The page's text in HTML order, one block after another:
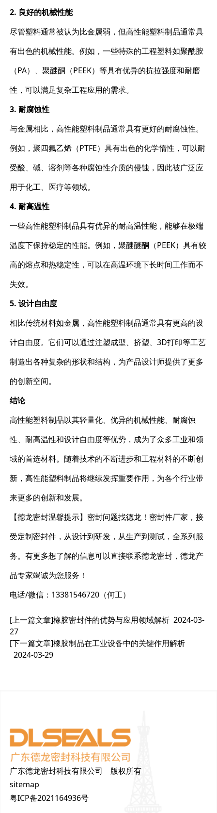
2. 良好的机械性能
尽管塑料通常被认为比金属弱，但高性能塑料制品通常具
有出色的机械性能。例如，一些特殊的工程塑料如聚酰胺
（PA）、聚醚酮（PEEK）等具有优异的抗拉强度和耐磨
性，可以满足复杂工程应用的需求。
3. 耐腐蚀性
与金属相比，高性能塑料制品通常具有更好的耐腐蚀性。
例如，聚四氟乙烯（PTFE）具有出色的化学惰性，可以耐
受酸、碱、溶剂等各种腐蚀性介质的侵蚀，因此被广泛应
用于化工、医疗等领域。
4. 耐高温性
一些高性能塑料制品具有优异的耐高温性能，能够在极端
温度下保持稳定的性能。例如，聚醚醚酮（PEEK）具有较
高的熔点和热稳定性，可以在高温环境下长时间工作而不
失效。
5. 设计自由度
相比传统材料如金属，高性能塑料制品通常具有更高的设
计自由度。它们可以通过注塑成型、挤塑、3D打印等工艺
制造出各种复杂的形状和结构，为产品设计师提供了更多
的创新空间。
结论
高性能塑料制品以其轻量化、优异的机械性能、耐腐蚀
性、耐高温性和设计自由度等优势，成为了众多工业和领
域的首选材料。随着技术的不断进步和工程材料的不断创
新，高性能塑料制品将继续发挥重要作用，为各个行业带
来更多的创新和发展。
【德龙密封温馨提示】密封问题找德龙！密封件厂家，接
受定制密封件，从设计到研发，从生产到测试，全系列服
务。有更多想了解的信息可以直接联系德龙密封，德龙产
品专家竭诚为您服务！
电话/微信：13381546720（何工）
[上一篇文章]橡胶密封件的优势与应用领域解析 2024-03-
27
[下一篇文章]橡胶制品在工业设备中的关键作用解析
2024-03-29
广东德龙密封科技有限公司 版权所有
sitemap
粤ICP备2021164936号